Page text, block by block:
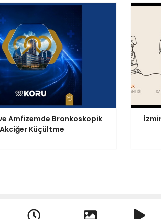
Amfizemde Bronkoskopik
Akciğer Küçültme